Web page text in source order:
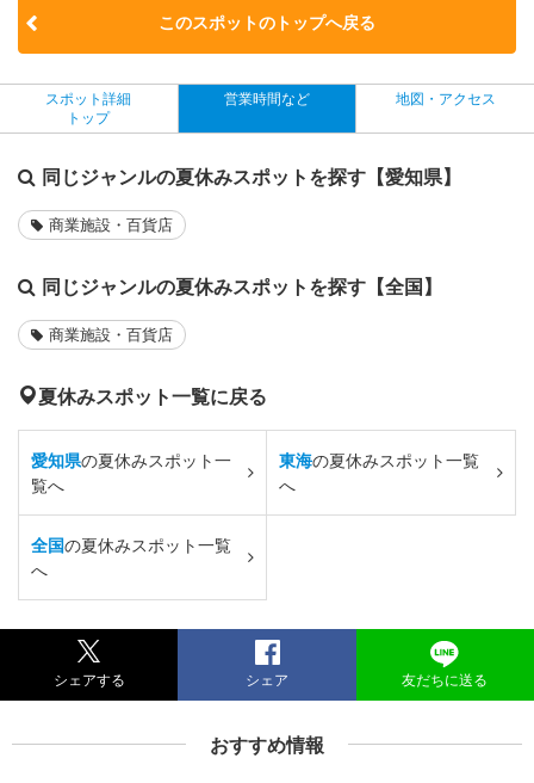
このスポットのトップへ戻る
スポット詳細
トップ
営業時間など 地図・アクセス
同じジャンルの夏休みスポットを探す【愛知県】
商業施設・百貨店
同じジャンルの夏休みスポットを探す【全国】
商業施設・百貨店
夏休みスポット一覧に戻る
愛知県の夏休みスポット一
覧へ
東海の夏休みスポット一覧
へ
全国の夏休みスポット一覧
へ
シェアする シェア 友だちに送る
おすすめ情報